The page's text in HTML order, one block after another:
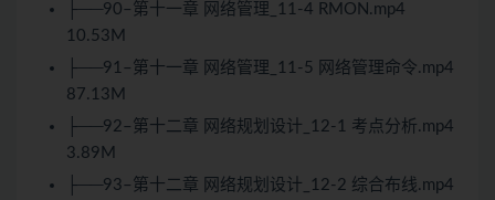
├──90–第十一章 网络管理_11-4 RMON.mp4
10.53M
├──91–第十一章 网络管理_11-5 网络管理命令.mp4
87.13M
├──92–第十二章 网络规划设计_12-1 考点分析.mp4
3.89M
├──93–第十二章 网络规划设计_12-2 综合布线.mp4